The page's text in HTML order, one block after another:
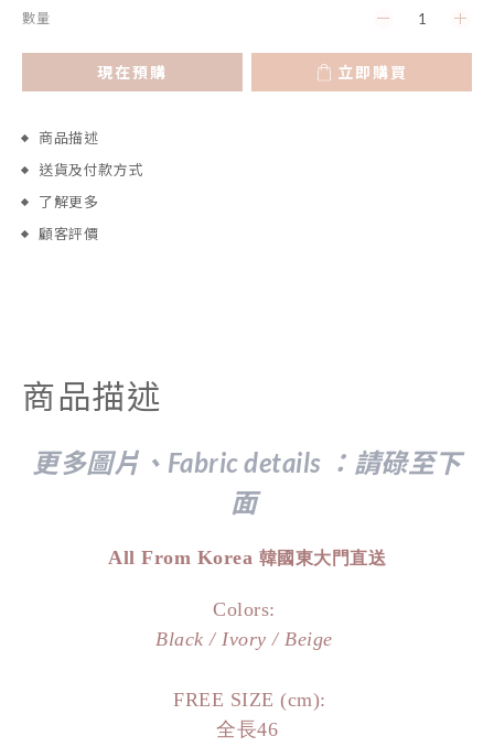
數量
現在預購 立即購買
商品描述
送貨及付款方式
了解更多
顧客評價
商品描述
更多圖片、Fabric details ：請碌至下
面
All From Korea 韓國東大門直送
Colors:
Black / Ivory / Beige
FREE SIZE (cm):
全長46